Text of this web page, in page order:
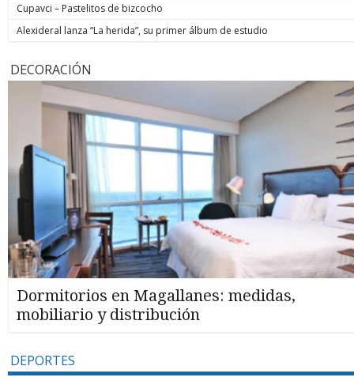
Cupavci – Pastelitos de bizcocho
Alexideral lanza “La herida”, su primer álbum de estudio
DECORACIÓN
Dormitorios en Magallanes: medidas,
mobiliario y distribución
DEPORTES